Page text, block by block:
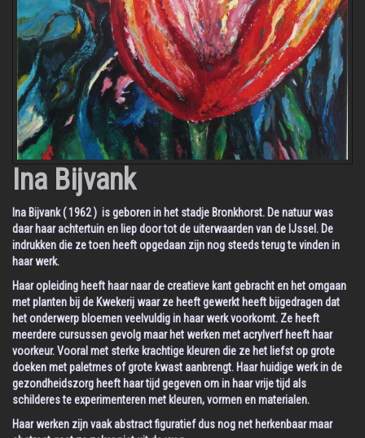
Ina Bijvank
Ina Bijvank ( 1962 ) is geboren in het stadje Bronkhorst. De natuur was
daar haar achtertuin en liep door tot de uiterwaarden van de IJssel. De
indrukken die ze toen heeft opgedaan zijn nog steeds terug te vinden in
haar werk.
Haar opleiding heeft haar naar de creatieve kant gebracht en het omgaan
met planten bij de Kwekerij waar ze heeft gewerkt heeft bijgedragen dat
het onderwerp bloemen veelvuldig in haar werk voorkomt. Ze heeft
meerdere cursussen gevolg maar het werken met acrylverf heeft haar
voorkeur. Vooral met sterke krachtige kleuren die ze het liefst op grote
doeken met paletmes of grote kwast aanbrengt. Haar huidige werk in de
gezondheidszorg heeft haar tijd gegeven om in haar vrije tijd als
schilderes te experimenteren met kleuren, vormen en materialen.
Haar werken zijn vaak abstract figuratief dus nog net herkenbaar maar